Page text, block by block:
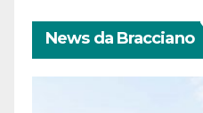
News da Bracciano